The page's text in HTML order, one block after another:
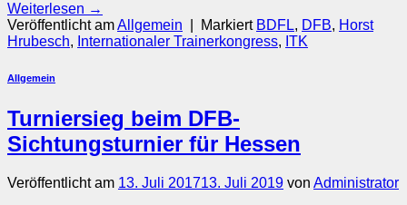
Weiterlesen →
Veröffentlicht amAllgemein Markiert BDFL, DFB, Horst
Hrubesch, Internationaler Trainerkongress, ITK
Allgemein
Turniersieg beim DFB-
Sichtungsturnier für Hessen
Veröffentlicht am 13. Juli 201713. Juli 2019 von Administrator